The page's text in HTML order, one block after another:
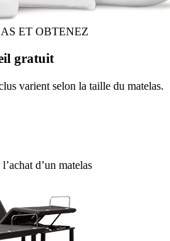
ET OBTENEZ
gratuit
varient selon la taille du matelas.
d’un matelas